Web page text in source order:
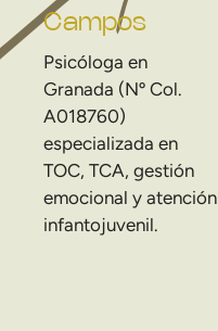
Campos
Psicóloga en
Granada (Nº Col.
A018760)
especializada en
TOC, TCA, gestión
emocional y atención
infantojuvenil.